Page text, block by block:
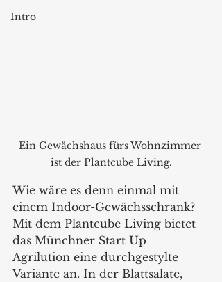
Intro
Ein Gewächshaus fürs Wohnzimmer
ist der Plantcube Living.
Wie wäre es denn einmal mit
einem Indoor-Gewächsschrank?
Mit dem Plantcube Living bietet
das Münchner Start Up
Agrilution eine durchgestylte
Variante an. In der Blattsalate,